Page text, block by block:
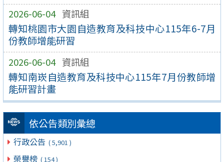
2026-06-04 資訊組
轉知桃園市大園自造教育及科技中心115年6-7月
份教師增能研習
2026-06-04 資訊組
轉知南崁自造教育及科技中心115年7月份教師增
能研習計畫
依公告類別彙總
行政公告 ( 5,901 )
榮譽榜 ( 154 )